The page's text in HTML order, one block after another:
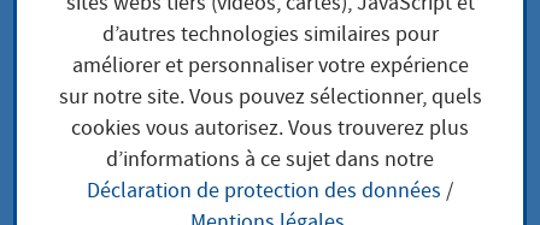
Sachkundenachweis
zur
d’autres technologies similaires pour
améliorer et personnaliser votre expérience
sur notre site. Vous pouvez sélectionner, quels
cookies vous autorisez. Vous trouverez plus
d’informations à ce sujet dans notre
Déclaration de protection des données /